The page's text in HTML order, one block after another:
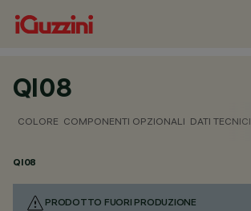
QI08
COLORE COMPONENTI OPZIONALI DATI TECNICI
QI08
PRODOTTO FUORI PRODUZIONE